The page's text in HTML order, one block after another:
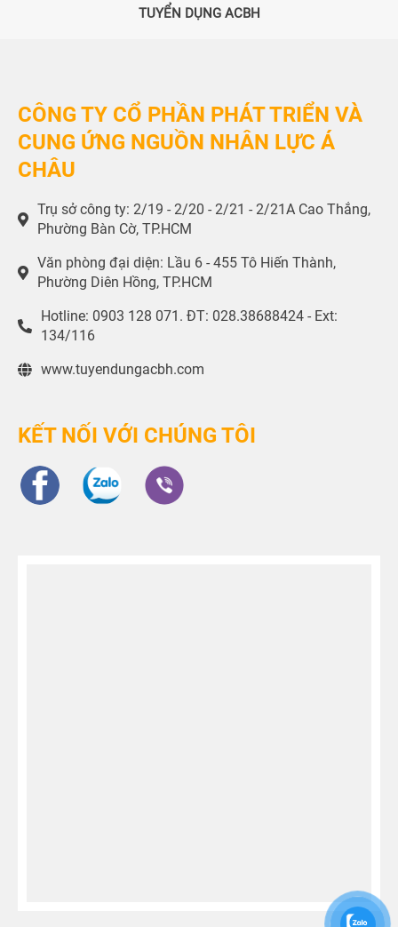
TUYỂN DỤNG ACBH
CÔNG TY CỔ PHẦN PHÁT TRIỂN VÀ
CUNG ỨNG NGUỒN NHÂN LỰC Á
CHÂU
Trụ sở công ty: 2/19 - 2/20 - 2/21 - 2/21A Cao Thắng,
Phường Bàn Cờ, TP.HCM
Văn phòng đại diện: Lầu 6 - 455 Tô Hiến Thành,
Phường Diên Hồng, TP.HCM
Hotline: 0903 128 071. ĐT: 028.38688424 - Ext:
134/116
www.tuyendungacbh.com
KẾT NỐI VỚI CHÚNG TÔI